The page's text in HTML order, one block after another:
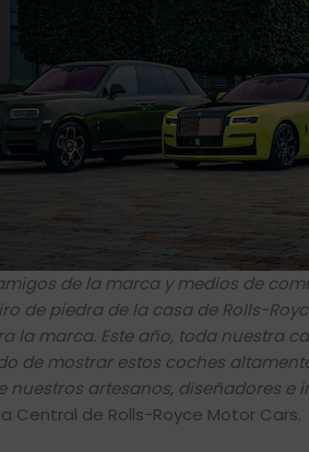
de la marca y medios de
de piedra de la casa de Rolls-
la marca. Este año, toda nuestra
de mostrar estos coches
nuestros artesanos, diseñadores e
Central de Rolls-Royce Motor Cars.